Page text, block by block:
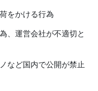
をかける行為
、運営会社が不適切と
など国内で公開が禁止